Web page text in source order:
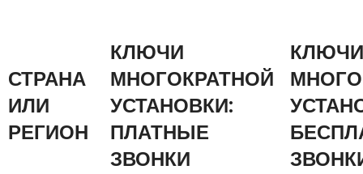
СТРАНА
ИЛИ
РЕГИОН
КЛЮЧИ
МНОГОКРАТНОЙ
УСТАНОВКИ:
ПЛАТНЫЕ
ЗВОНКИ
КЛЮЧИ